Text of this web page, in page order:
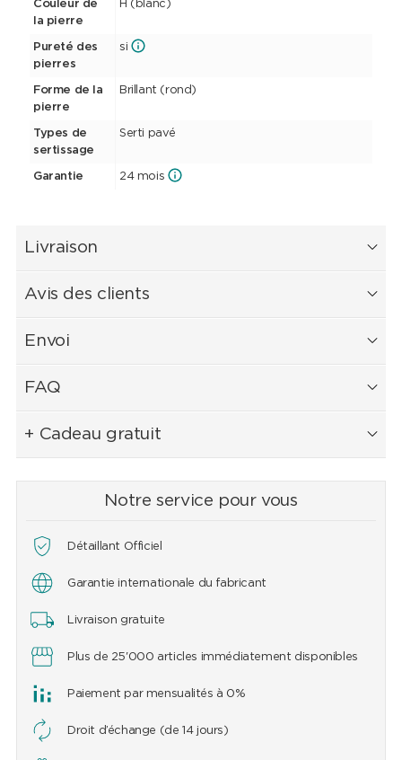
Couleur de
la pierre
H (blanc)
Pureté des
pierres
si
Forme de la
pierre
Brillant (rond)
Types de
sertissage
Serti pavé
Garantie 24 mois
Livraison
Avis des clients
Envoi
FAQ
+ Cadeau gratuit
Notre service pour vous
Détaillant Officiel
Garantie internationale du fabricant
Livraison gratuite
Plus de 25'000 articles immédiatement disponibles
Paiement par mensualités à 0%
Droit d’échange (de 14 jours)